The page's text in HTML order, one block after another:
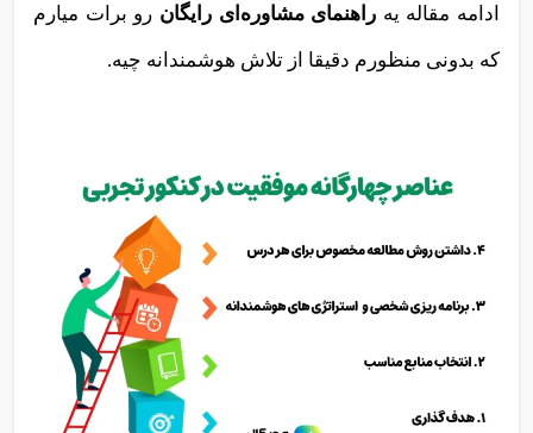
ادامه مقاله یه راهنمای مشاوره‌ای رایگان رو برات میارم
که بدونی منظورم دقیقا از تلاش هوشمندانه چیه.